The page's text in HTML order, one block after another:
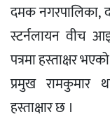
दमक
स्टर्नलायन वीच
पत्रमा हस्ताक्षर
प्रमुख रामकुमार
हस्ताक्षार छ ।